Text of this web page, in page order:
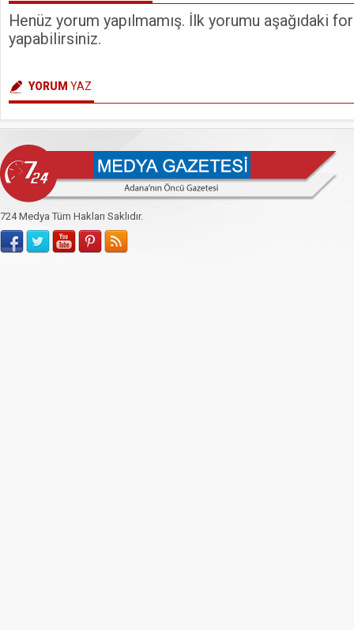
Henüz yorum yapılmamış. İlk yorumu aşağıdaki
yapabilirsiniz.
YORUM YAZ
724 Medya Tüm Hakları Saklıdır.